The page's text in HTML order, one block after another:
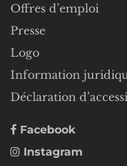
Offres d’emploi
Presse
Logo
Information
Déclaration
Facebook
Instagram